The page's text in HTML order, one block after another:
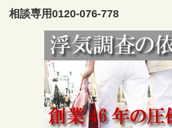
相談専用0120-076-778